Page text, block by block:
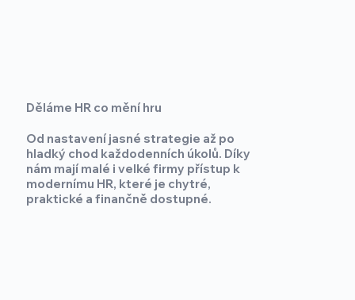
Děláme HR co mění hru
Od nastavení jasné strategie až po
hladký chod každodenních úkolů. Díky
nám mají malé i velké firmy přístup k
modernímu HR, které je chytré,
praktické a finančně dostupné.